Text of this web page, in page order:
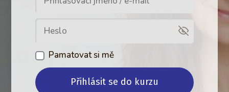
Pamatovat si mě
Přihlásit se do kurzu